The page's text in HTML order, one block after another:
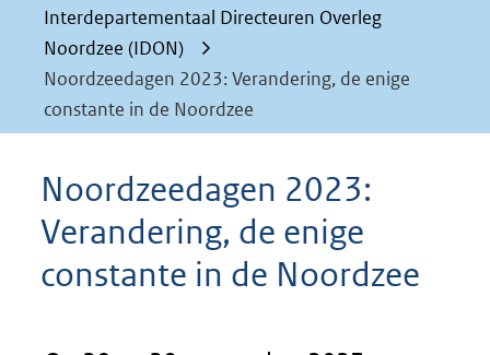
Interdepartementaal Directeuren Overleg
Noordzee (IDON)
Noordzeedagen 2023: Verandering, de enige
constante in de Noordzee
Noordzeedagen 2023:
Verandering, de enige
constante in de Noordzee